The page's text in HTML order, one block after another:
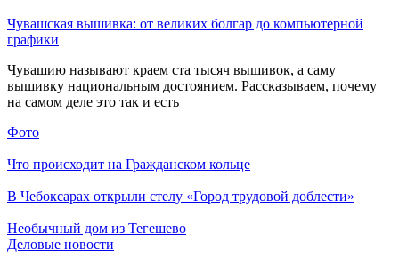
Чувашская вышивка: от великих болгар до компьютерной
графики
Чувашию называют краем ста тысяч вышивок, а саму
вышивку национальным достоянием. Рассказываем, почему
на самом деле это так и есть
Фото
Что происходит на Гражданском кольце
В Чебоксарах открыли стелу «Город трудовой доблести»
Необычный дом из Тегешево
Деловые новости